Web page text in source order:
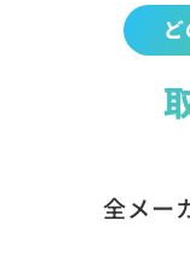
全メー